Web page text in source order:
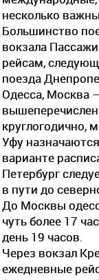
несколько
Большинство
вокзала
рейсам,
поезда
Одесса, Москва
круглогодично,
Уфу
варианте
Петербург
в пути до
До Москвы
чуть более 17
день 19 часов.
Через вокзал
ежедневные